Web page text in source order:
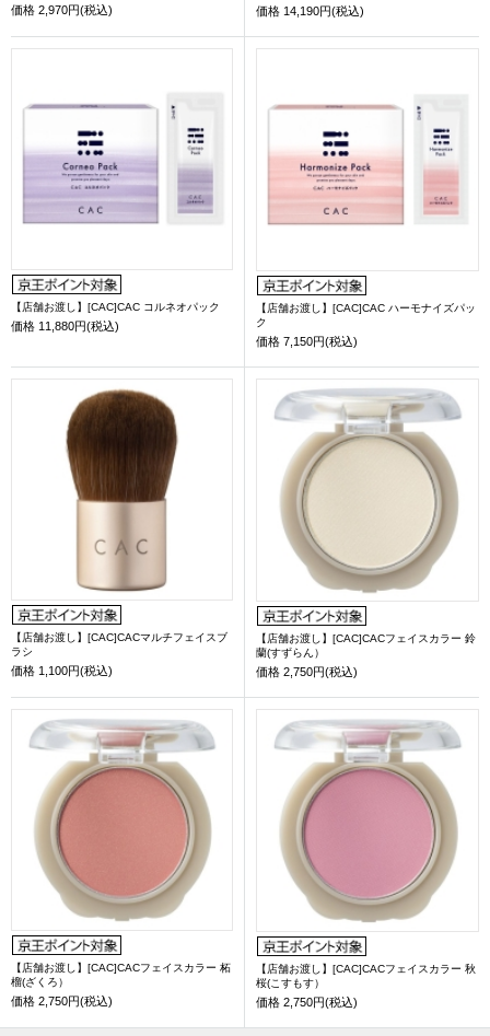
価格 2,970円(税込) 価格 14,190円(税込)
【店舗お渡し】[CAC]CAC コルネオパック
価格 11,880円(税込)
【店舗お渡し】[CAC]CAC ハーモナイズパッ
ク
価格 7,150円(税込)
【店舗お渡し】[CAC]CACマルチフェイスブ
ラシ
価格 1,100円(税込)
【店舗お渡し】[CAC]CACフェイスカラー 鈴
蘭(すずらん）
価格 2,750円(税込)
【店舗お渡し】[CAC]CACフェイスカラー 柘
榴(ざくろ）
価格 2,750円(税込)
【店舗お渡し】[CAC]CACフェイスカラー 秋
桜(こすもす）
価格 2,750円(税込)